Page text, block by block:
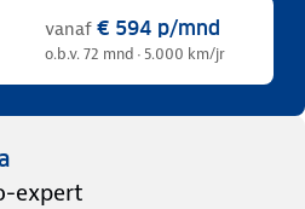
vanaf € 594 p/mnd
o.b.v. 72 mnd · 5.000 km/jr
expert